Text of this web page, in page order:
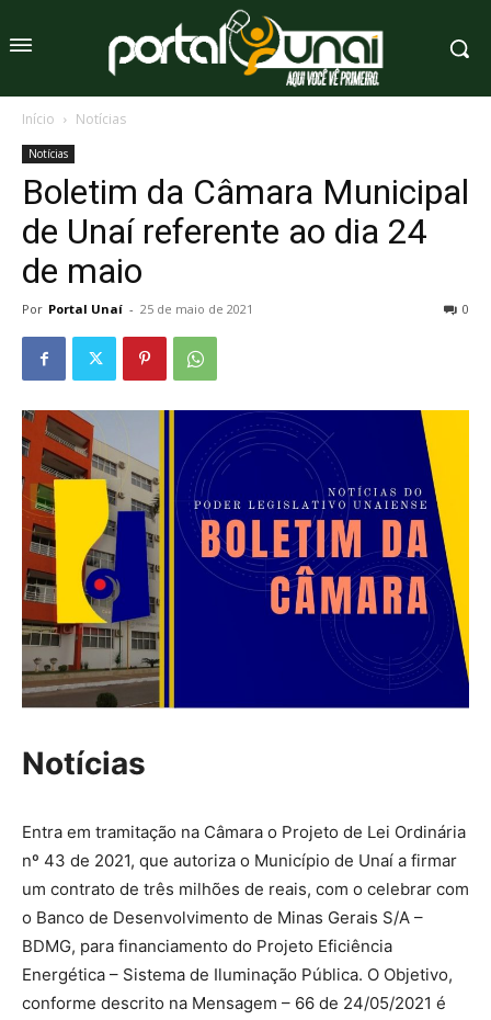
Início Notícias
Notícias
Boletim da Câmara Municipal
de Unaí referente ao dia 24
de maio
Por Portal Unaí - 25 de maio de 2021 0
Notícias
Entra em tramitação na Câmara o Projeto de Lei Ordinária
nº 43 de 2021, que autoriza o Município de Unaí a firmar
um contrato de três milhões de reais, com o celebrar com
o Banco de Desenvolvimento de Minas Gerais S/A –
BDMG, para financiamento do Projeto Eficiência
Energética – Sistema de Iluminação Pública. O Objetivo,
conforme descrito na Mensagem – 66 de 24/05/2021 é